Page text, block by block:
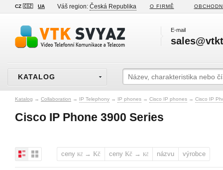
CZ 🇨🇿 UA Váš region: Česká Republika O FIRMĚ
E-mail
KATALOG
Katalog → Collaboration → IP Telephony → IP phones → Cisco IP phones → Cisco IP
Cisco IP Phone 3900 Series
ceny Kč → Kč ceny Kč → Kč názvu výrobce